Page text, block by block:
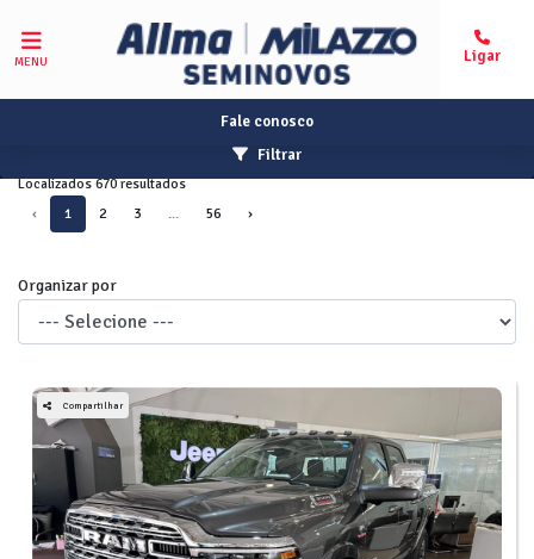
MENU
Fale conosco
Localizados 670 resultados
‹
1 2 3 ... 56 ›
Filtrar
Organizar por
Compartilhar